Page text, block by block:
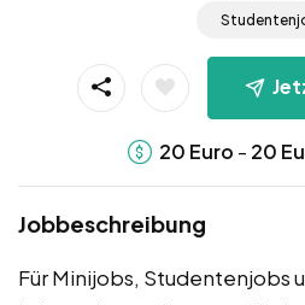
20 Euro - 20
Jobbeschreibung
Für Minijobs, Studentenjobs